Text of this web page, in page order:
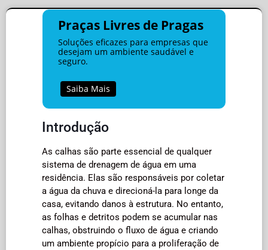
Praças Livres de Pragas
Soluções eficazes para empresas que
desejam um ambiente saudável e
seguro.
Saiba Mais
Introdução
As calhas são parte essencial de qualquer
sistema de drenagem de água em uma
residência. Elas são responsáveis por coletar
a água da chuva e direcioná-la para longe da
casa, evitando danos à estrutura. No entanto,
as folhas e detritos podem se acumular nas
calhas, obstruindo o fluxo de água e criando
um ambiente propício para a proliferação de